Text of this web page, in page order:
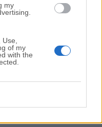
my
of my
with the
2.4.3 (32-bit)
en Filehorse? (
)